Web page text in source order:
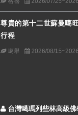
尊貴的第十二世蘇曼噶
行程
噶舉 2026/08/
台灣噶瑪列些林高級